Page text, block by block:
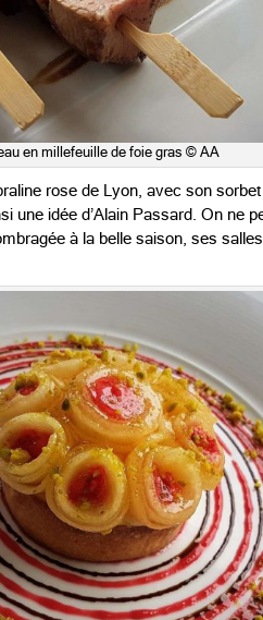
en millefeuille de foie gras © AA
rose de Lyon, avec son
une idée d’Alain Passard. On ne
à la belle saison, ses salles